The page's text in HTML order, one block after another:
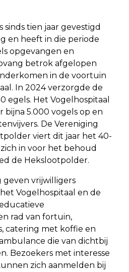
sinds tien jaar gevestigd
en heeft in die periode
opgevangen en
betrok afgelopen
in de voortuin
In 2024 verzorgde de
egels. Het Vogelhospitaal
bijna 5.000 vogels op en
De Vereniging
viert dit jaar het 40-
in voor het behoud
de Hekslootpolder.
geven vrijwilligers
Vogelhospitaal en de
rad van fortuin,
catering met koffie en
die van dichtbij
Bezoekers met interesse
zich aanmelden bij